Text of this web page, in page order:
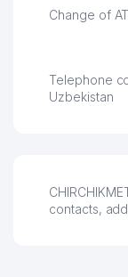
обслуживания
Vip Brand
Change of
Telephone
Uzbekistan
contacts,